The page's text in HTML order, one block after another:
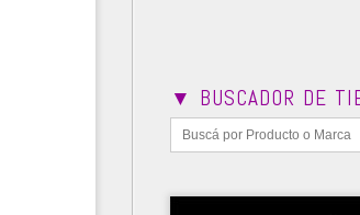
▼ BUSCADOR DE